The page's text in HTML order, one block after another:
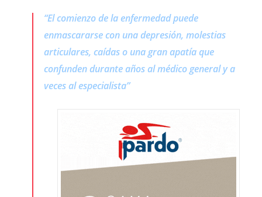
“El comienzo de la enfermedad puede
enmascararse con una depresión, molestias
articulares, caídas o una gran apatía que
confunden durante años al médico general y a
veces al especialista”